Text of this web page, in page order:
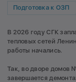
Подготовка к ОЗП
В 2026 году СГК
тепловых сетей
работы начались.
Так, во дворе домов
завершается